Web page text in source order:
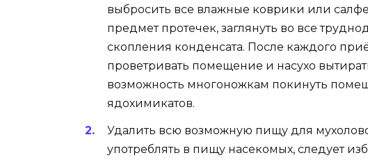
выбросить все влажные коврики или
предмет протечек, заглянуть во все
скопления конденсата. После каждого
проветривать помещение и насухо
возможность многоножкам покинуть
ядохимикатов.
Удалить всю возможную пищу для
употреблять в пищу насекомых, следует